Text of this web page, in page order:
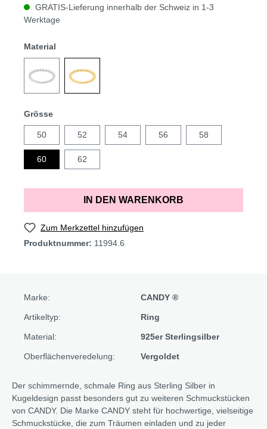
GRATIS-Lieferung innerhalb der Schweiz in 1-3
Werktage
Material
Grösse
50 52 54 56 58
60 62
IN DEN WARENKORB
Zum Merkzettel hinzufügen
Produktnummer: 11994.6
Marke: CANDY ®
Artikeltyp: Ring
Material: 925er Sterlingsilber
Oberflächenveredelung: Vergoldet
Der schimmernde, schmale Ring aus Sterling Silber in
Kugeldesign passt besonders gut zu weiteren Schmuckstücken
von CANDY. Die Marke CANDY steht für hochwertige, vielseitige
Schmuckstücke, die zum Träumen einladen und zu jeder